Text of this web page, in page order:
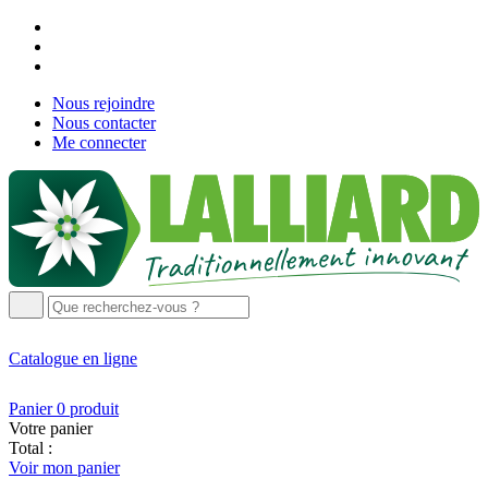
Nous rejoindre
Nous contacter
Me connecter
Catalogue en ligne
Panier 0 produit
Votre panier
Total :
Voir mon panier